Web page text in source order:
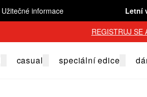
Užitečné informace Letní
REGISTRUJ SE
casual speciální edice